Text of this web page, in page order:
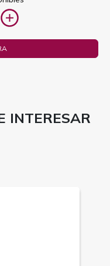
INTERESAR